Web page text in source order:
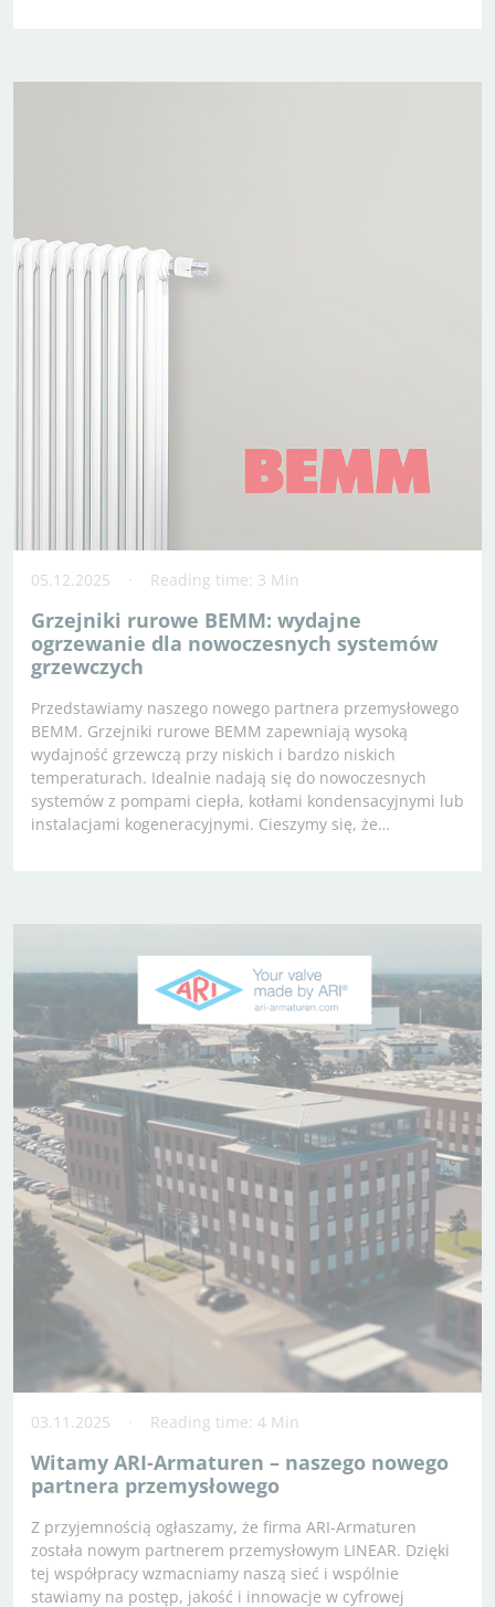
05.12.2025 Reading time: 3 Min
Grzejniki rurowe BEMM: wydajne
ogrzewanie dla nowoczesnych systemów
grzewczych
Przedstawiamy naszego nowego partnera przemysłowego
BEMM. Grzejniki rurowe BEMM zapewniają wysoką
wydajność grzewczą przy niskich i bardzo niskich
temperaturach. Idealnie nadają się do nowoczesnych
systemów z pompami ciepła, kotłami kondensacyjnymi lub
instalacjami kogeneracyjnymi. Cieszymy się, że…
03.11.2025 Reading time: 4 Min
Witamy ARI-Armaturen – naszego nowego
partnera przemysłowego
Z przyjemnością ogłaszamy, że firma ARI-Armaturen
została nowym partnerem przemysłowym LINEAR. Dzięki
tej współpracy wzmacniamy naszą sieć i wspólnie
stawiamy na postęp, jakość i innowacje w cyfrowej